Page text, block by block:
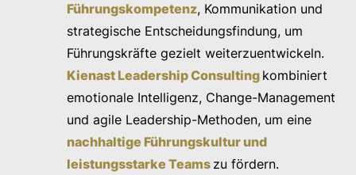
Führungskompetenz, Kommunikation und
strategische Entscheidungsfindung, um
Führungskräfte gezielt weiterzuentwickeln.
Kienast Leadership Consulting kombiniert
emotionale Intelligenz, Change-Management
und agile Leadership-Methoden, um eine
nachhaltige Führungskultur und
leistungsstarke Teams zu fördern.